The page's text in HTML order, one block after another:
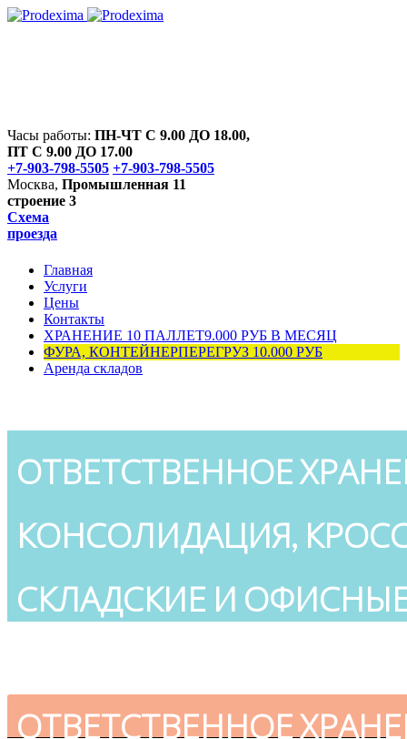
Часы работы: ПН-ЧТ С 9.00 ДО 18.00,
ПТ С 9.00 ДО 17.00
+7-903-798-5505 +7-903-798-5505
Москва, Промышленная 11
строение 3
Схема
проезда
Главная
Услуги
Цены
Контакты
ХРАНЕНИЕ 10 ПАЛЛЕТ9.000 РУБ В МЕСЯЦ
ФУРА, КОНТЕЙНЕРПЕРЕГРУЗ 10.000 РУБ
Аренда складов
ОТВЕТСТВЕННОЕ
КОНСОЛИДАЦИЯ,
СКЛАДСКИЕ И
ОТВЕТСТВЕННОЕ